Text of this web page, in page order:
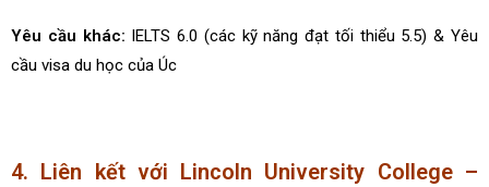
Yêu cầu khác: IELTS 6.0 (các kỹ năng đạt tối thiểu 5.5) & Yêu
cầu visa du học của Úc
4. Liên kết với Lincoln University College –